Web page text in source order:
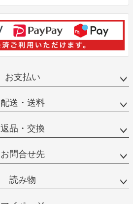
お支払い
配送・送料
返品・交換
お問合せ先
読み物